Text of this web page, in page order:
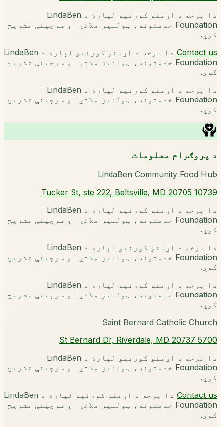
دا برخه د اړمنو کورنیو لپاره د LindaBen
Foundation خدمتونه، ټولنیز ملاتړ او سرچینې تشریح
کوي.
Contact us
دا برخه د اړمنو کورنیو لپاره د LindaBen
Foundation خدمتونه، ټولنیز ملاتړ او سرچینې تشریح
کوي.
دا برخه د اړمنو کورنیو لپاره د LindaBen
Foundation خدمتونه، ټولنیز ملاتړ او سرچینې تشریح
کوي.
د پروګرام معلومات
LindaBen Community Food Hub
10739 Tucker St, ste 222, Beltsville, MD 20705
دا برخه د اړمنو کورنیو لپاره د LindaBen
Foundation خدمتونه، ټولنیز ملاتړ او سرچینې تشریح
کوي.
دا برخه د اړمنو کورنیو لپاره د LindaBen
Foundation خدمتونه، ټولنیز ملاتړ او سرچینې تشریح
کوي.
دا برخه د اړمنو کورنیو لپاره د LindaBen
Foundation خدمتونه، ټولنیز ملاتړ او سرچینې تشریح
کوي.
Saint Bernard Catholic Church
5700 St Bernard Dr, Riverdale, MD 20737
دا برخه د اړمنو کورنیو لپاره د LindaBen
Foundation خدمتونه، ټولنیز ملاتړ او سرچینې تشریح
کوي.
Contact us
دا برخه د اړمنو کورنیو لپاره د LindaBen
Foundation خدمتونه، ټولنیز ملاتړ او سرچینې تشریح
کوي.